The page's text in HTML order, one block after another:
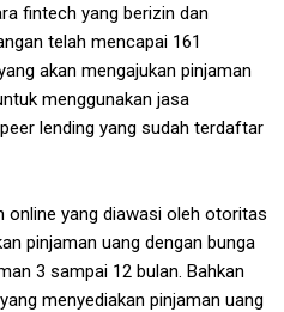
fintech yang berizin dan
telah mencapai 161
akan mengajukan pinjaman
menggunakan jasa
lending yang sudah terdaftar
online yang diawasi oleh otoritas
pinjaman uang dengan bunga
3 sampai 12 bulan. Bahkan
menyediakan pinjaman uang